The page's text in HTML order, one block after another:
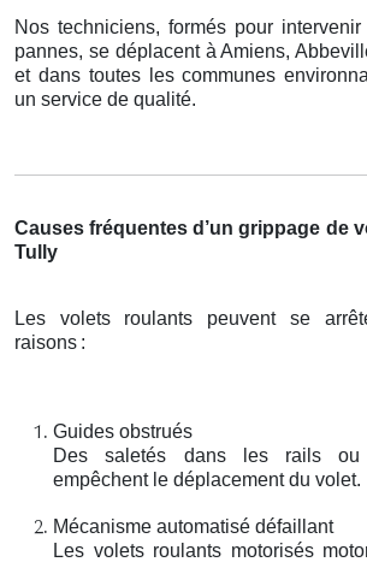
Nos techniciens, formés pour
pannes, se déplacent à Amiens,
et dans toutes les communes
un service de qualité.
Causes fréquentes d’un grippage de
Tully
Les volets roulants peuvent se
raisons :
Guides obstrués
Des saletés dans les rails ou
empêchent le déplacement du volet.
Mécanisme automatisé défaillant
Les volets roulants motorisés